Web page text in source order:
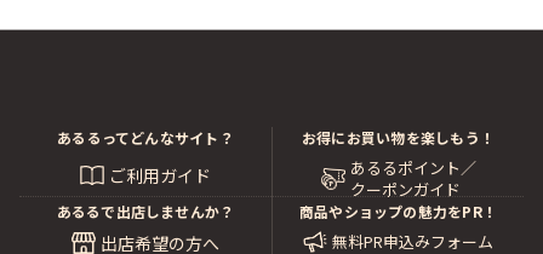
あるるってどんなサイト？
ご利用ガイド
お得にお買い物を楽しもう！
あるるポイント／
クーポンガイド
あるるで出店しませんか？
出店希望の方へ
商品やショップの魅力をPR！
無料PR申込みフォーム